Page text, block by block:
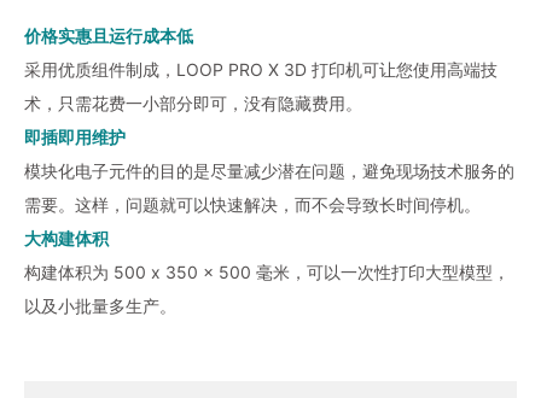
价格实惠且运行成本低
采用优质组件制成，LOOP PRO X 3D 打印机可让您使用高端技
术，只需花费一小部分即可，没有隐藏费用。
即插即用维护
模块化电子元件的目的是尽量减少潜在问题，避免现场技术服务的
需要。这样，问题就可以快速解决，而不会导致长时间停机。
大构建体积
构建体积为 500 x 350 x 500 毫米，可以一次性打印大型模型，
以及小批量多生产。